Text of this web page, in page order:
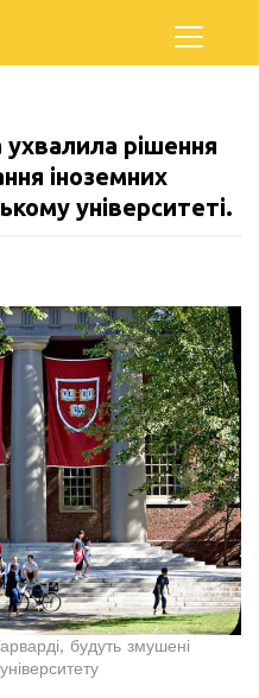
ухвалила рішення
іноземних
університеті.
будуть змушені